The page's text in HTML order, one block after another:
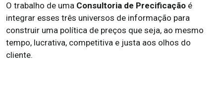
O trabalho de uma Consultoria de Precificação é
integrar esses três universos de informação para
construir uma política de preços que seja, ao mesmo
tempo, lucrativa, competitiva e justa aos olhos do
cliente.